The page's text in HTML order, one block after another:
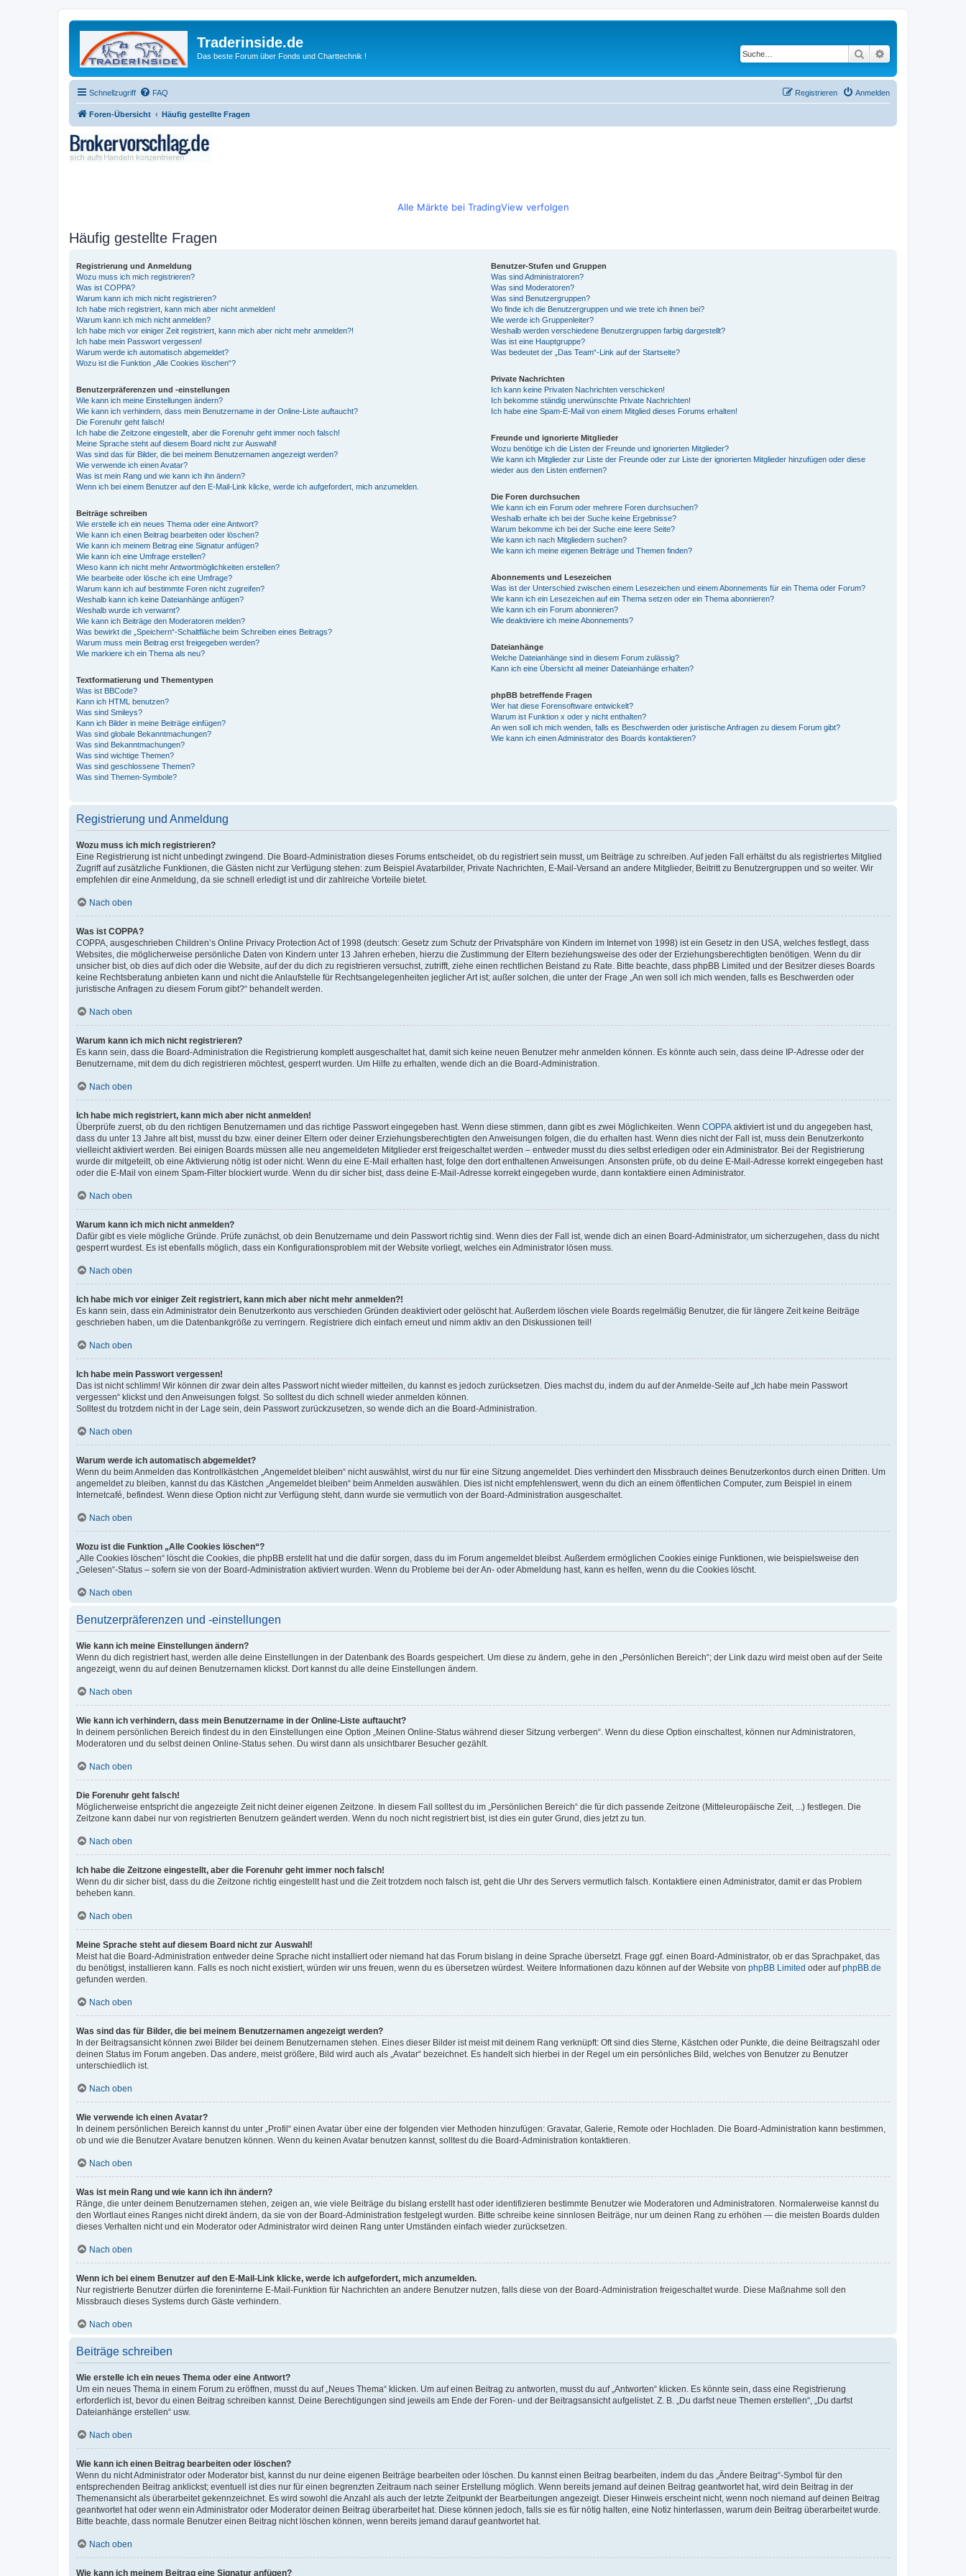
Traderinside.de
Das beste Forum über Fonds und Charttechnik ! Suche
Schnellzugriff FAQ Anmelden
Registrieren
Foren-Übersicht Häufig gestellte Fragen
Alle Märkte bei TradingView verfolgen
Häufig gestellte Fragen
Registrierung und Anmeldung
Wozu muss ich mich registrieren?
Was ist COPPA?
Warum kann ich mich nicht registrieren?
Ich habe mich registriert, kann mich aber nicht anmelden!
Warum kann ich mich nicht anmelden?
Ich habe mich vor einiger Zeit registriert, kann mich aber nicht mehr anmelden?!
Ich habe mein Passwort vergessen!
Warum werde ich automatisch abgemeldet?
Wozu ist die Funktion „Alle Cookies löschen“?
Benutzerpräferenzen und -einstellungen
Wie kann ich meine Einstellungen ändern?
Wie kann ich verhindern, dass mein Benutzername in der Online-Liste auftaucht?
Die Forenuhr geht falsch!
Ich habe die Zeitzone eingestellt, aber die Forenuhr geht immer noch falsch!
Meine Sprache steht auf diesem Board nicht zur Auswahl!
Was sind das für Bilder, die bei meinem Benutzernamen angezeigt werden?
Wie verwende ich einen Avatar?
Was ist mein Rang und wie kann ich ihn ändern?
Wenn ich bei einem Benutzer auf den E-Mail-Link klicke, werde ich aufgefordert, mich anzumelden.
Beiträge schreiben
Wie erstelle ich ein neues Thema oder eine Antwort?
Wie kann ich einen Beitrag bearbeiten oder löschen?
Wie kann ich meinem Beitrag eine Signatur anfügen?
Wie kann ich eine Umfrage erstellen?
Wieso kann ich nicht mehr Antwortmöglichkeiten erstellen?
Wie bearbeite oder lösche ich eine Umfrage?
Warum kann ich auf bestimmte Foren nicht zugreifen?
Weshalb kann ich keine Dateianhänge anfügen?
Weshalb wurde ich verwarnt?
Wie kann ich Beiträge den Moderatoren melden?
Was bewirkt die „Speichern“-Schaltfläche beim Schreiben eines Beitrags?
Warum muss mein Beitrag erst freigegeben werden?
Wie markiere ich ein Thema als neu?
Textformatierung und Thementypen
Was ist BBCode?
Kann ich HTML benutzen?
Was sind Smileys?
Kann ich Bilder in meine Beiträge einfügen?
Was sind globale Bekanntmachungen?
Was sind Bekanntmachungen?
Was sind wichtige Themen?
Was sind geschlossene Themen?
Was sind Themen-Symbole?
Benutzer-Stufen und Gruppen
Was sind Administratoren?
Was sind Moderatoren?
Was sind Benutzergruppen?
Wo finde ich die Benutzergruppen und wie trete ich ihnen bei?
Wie werde ich Gruppenleiter?
Weshalb werden verschiedene Benutzergruppen farbig dargestellt?
Was ist eine Hauptgruppe?
Was bedeutet der „Das Team“-Link auf der Startseite?
Private Nachrichten
Ich kann keine Privaten Nachrichten verschicken!
Ich bekomme ständig unerwünschte Private Nachrichten!
Ich habe eine Spam-E-Mail von einem Mitglied dieses Forums erhalten!
Freunde und ignorierte Mitglieder
Wozu benötige ich die Listen der Freunde und ignorierten Mitglieder?
Wie kann ich Mitglieder zur Liste der Freunde oder zur Liste der ignorierten Mitglieder hinzufügen oder diese
wieder aus den Listen entfernen?
Die Foren durchsuchen
Wie kann ich ein Forum oder mehrere Foren durchsuchen?
Weshalb erhalte ich bei der Suche keine Ergebnisse?
Warum bekomme ich bei der Suche eine leere Seite?
Wie kann ich nach Mitgliedern suchen?
Wie kann ich meine eigenen Beiträge und Themen finden?
Abonnements und Lesezeichen
Was ist der Unterschied zwischen einem Lesezeichen und einem Abonnements für ein Thema oder Forum?
Wie kann ich ein Lesezeichen auf ein Thema setzen oder ein Thema abonnieren?
Wie kann ich ein Forum abonnieren?
Wie deaktiviere ich meine Abonnements?
Dateianhänge
Welche Dateianhänge sind in diesem Forum zulässig?
Kann ich eine Übersicht all meiner Dateianhänge erhalten?
phpBB betreffende Fragen
Wer hat diese Forensoftware entwickelt?
Warum ist Funktion x oder y nicht enthalten?
An wen soll ich mich wenden, falls es Beschwerden oder juristische Anfragen zu diesem Forum gibt?
Wie kann ich einen Administrator des Boards kontaktieren?
Registrierung und Anmeldung
Wozu muss ich mich registrieren?
Eine Registrierung ist nicht unbedingt zwingend. Die Board-Administration dieses Forums entscheidet, ob du registriert sein musst, um Beiträge zu schreiben. Auf jeden Fall erhältst du als registriertes Mitglied
Zugriff auf zusätzliche Funktionen, die Gästen nicht zur Verfügung stehen: zum Beispiel Avatarbilder, Private Nachrichten, E-Mail-Versand an andere Mitglieder, Beitritt zu Benutzergruppen und so weiter. Wir
empfehlen dir eine Anmeldung, da sie schnell erledigt ist und dir zahlreiche Vorteile bietet.
Nach oben
Was ist COPPA?
COPPA, ausgeschrieben Children’s Online Privacy Protection Act of 1998 (deutsch: Gesetz zum Schutz der Privatsphäre von Kindern im Internet von 1998) ist ein Gesetz in den USA, welches festlegt, dass
Websites, die möglicherweise persönliche Daten von Kindern unter 13 Jahren erheben, hierzu die Zustimmung der Eltern beziehungsweise des oder der Erziehungsberechtigten benötigen. Wenn du dir
unsicher bist, ob dies auf dich oder die Website, auf der du dich zu registrieren versuchst, zutrifft, ziehe einen rechtlichen Beistand zu Rate. Bitte beachte, dass phpBB Limited und der Besitzer dieses Boards
keine Rechtsberatung anbieten kann und nicht die Anlaufstelle für Rechtsangelegenheiten jeglicher Art ist; außer solchen, die unter der Frage „An wen soll ich mich wenden, falls es Beschwerden oder
juristische Anfragen zu diesem Forum gibt?“ behandelt werden.
Nach oben
Warum kann ich mich nicht registrieren?
Es kann sein, dass die Board-Administration die Registrierung komplett ausgeschaltet hat, damit sich keine neuen Benutzer mehr anmelden können. Es könnte auch sein, dass deine IP-Adresse oder der
Benutzername, mit dem du dich registrieren möchtest, gesperrt wurden. Um Hilfe zu erhalten, wende dich an die Board-Administration.
Nach oben
Ich habe mich registriert, kann mich aber nicht anmelden!
Überprüfe zuerst, ob du den richtigen Benutzernamen und das richtige Passwort eingegeben hast. Wenn diese stimmen, dann gibt es zwei Möglichkeiten. Wenn COPPA aktiviert ist und du angegeben hast,
dass du unter 13 Jahre alt bist, musst du bzw. einer deiner Eltern oder deiner Erziehungsberechtigten den Anweisungen folgen, die du erhalten hast. Wenn dies nicht der Fall ist, muss dein Benutzerkonto
vielleicht aktiviert werden. Bei einigen Boards müssen alle neu angemeldeten Mitglieder erst freigeschaltet werden – entweder musst du dies selbst erledigen oder ein Administrator. Bei der Registrierung
wurde dir mitgeteilt, ob eine Aktivierung nötig ist oder nicht. Wenn du eine E-Mail erhalten hast, folge den dort enthaltenen Anweisungen. Ansonsten prüfe, ob du deine E-Mail-Adresse korrekt eingegeben hast
oder die E-Mail von einem Spam-Filter blockiert wurde. Wenn du dir sicher bist, dass deine E-Mail-Adresse korrekt eingegeben wurde, dann kontaktiere einen Administrator.
Nach oben
Warum kann ich mich nicht anmelden?
Dafür gibt es viele mögliche Gründe. Prüfe zunächst, ob dein Benutzername und dein Passwort richtig sind. Wenn dies der Fall ist, wende dich an einen Board-Administrator, um sicherzugehen, dass du nicht
gesperrt wurdest. Es ist ebenfalls möglich, dass ein Konfigurationsproblem mit der Website vorliegt, welches ein Administrator lösen muss.
Nach oben
Ich habe mich vor einiger Zeit registriert, kann mich aber nicht mehr anmelden?!
Es kann sein, dass ein Administrator dein Benutzerkonto aus verschieden Gründen deaktiviert oder gelöscht hat. Außerdem löschen viele Boards regelmäßig Benutzer, die für längere Zeit keine Beiträge
geschrieben haben, um die Datenbankgröße zu verringern. Registriere dich einfach erneut und nimm aktiv an den Diskussionen teil!
Nach oben
Ich habe mein Passwort vergessen!
Das ist nicht schlimm! Wir können dir zwar dein altes Passwort nicht wieder mitteilen, du kannst es jedoch zurücksetzen. Dies machst du, indem du auf der Anmelde-Seite auf „Ich habe mein Passwort
vergessen“ klickst und den Anweisungen folgst. So solltest du dich schnell wieder anmelden können.
Solltest du trotzdem nicht in der Lage sein, dein Passwort zurückzusetzen, so wende dich an die Board-Administration.
Nach oben
Warum werde ich automatisch abgemeldet?
Wenn du beim Anmelden das Kontrollkästchen „Angemeldet bleiben“ nicht auswählst, wirst du nur für eine Sitzung angemeldet. Dies verhindert den Missbrauch deines Benutzerkontos durch einen Dritten. Um
angemeldet zu bleiben, kannst du das Kästchen „Angemeldet bleiben“ beim Anmelden auswählen. Dies ist nicht empfehlenswert, wenn du dich an einem öffentlichen Computer, zum Beispiel in einem
Internetcafé, befindest. Wenn diese Option nicht zur Verfügung steht, dann wurde sie vermutlich von der Board-Administration ausgeschaltet.
Nach oben
Wozu ist die Funktion „Alle Cookies löschen“?
„Alle Cookies löschen“ löscht die Cookies, die phpBB erstellt hat und die dafür sorgen, dass du im Forum angemeldet bleibst. Außerdem ermöglichen Cookies einige Funktionen, wie beispielsweise den
„Gelesen“-Status – sofern sie von der Board-Administration aktiviert wurden. Wenn du Probleme bei der An- oder Abmeldung hast, kann es helfen, wenn du die Cookies löscht.
Nach oben
Benutzerpräferenzen und -einstellungen
Wie kann ich meine Einstellungen ändern?
Wenn du dich registriert hast, werden alle deine Einstellungen in der Datenbank des Boards gespeichert. Um diese zu ändern, gehe in den „Persönlichen Bereich“; der Link dazu wird meist oben auf der Seite
angezeigt, wenn du auf deinen Benutzernamen klickst. Dort kannst du alle deine Einstellungen ändern.
Nach oben
Wie kann ich verhindern, dass mein Benutzername in der Online-Liste auftaucht?
In deinem persönlichen Bereich findest du in den Einstellungen eine Option „Meinen Online-Status während dieser Sitzung verbergen“. Wenn du diese Option einschaltest, können nur Administratoren,
Moderatoren und du selbst deinen Online-Status sehen. Du wirst dann als unsichtbarer Besucher gezählt.
Nach oben
Die Forenuhr geht falsch!
Möglicherweise entspricht die angezeigte Zeit nicht deiner eigenen Zeitzone. In diesem Fall solltest du im „Persönlichen Bereich“ die für dich passende Zeitzone (Mitteleuropäische Zeit, ...) festlegen. Die
Zeitzone kann dabei nur von registrierten Benutzern geändert werden. Wenn du noch nicht registriert bist, ist dies ein guter Grund, dies jetzt zu tun.
Nach oben
Ich habe die Zeitzone eingestellt, aber die Forenuhr geht immer noch falsch!
Wenn du dir sicher bist, dass du die Zeitzone richtig eingestellt hast und die Zeit trotzdem noch falsch ist, geht die Uhr des Servers vermutlich falsch. Kontaktiere einen Administrator, damit er das Problem
beheben kann.
Nach oben
Meine Sprache steht auf diesem Board nicht zur Auswahl!
Meist hat die Board-Administration entweder deine Sprache nicht installiert oder niemand hat das Forum bislang in deine Sprache übersetzt. Frage ggf. einen Board-Administrator, ob er das Sprachpaket, das
du benötigst, installieren kann. Falls es noch nicht existiert, würden wir uns freuen, wenn du es übersetzen würdest. Weitere Informationen dazu können auf der Website von phpBB Limited oder aufphpBB.de
gefunden werden.
Nach oben
Was sind das für Bilder, die bei meinem Benutzernamen angezeigt werden?
In der Beitragsansicht können zwei Bilder bei deinem Benutzernamen stehen. Eines dieser Bilder ist meist mit deinem Rang verknüpft: Oft sind dies Sterne, Kästchen oder Punkte, die deine Beitragszahl oder
deinen Status im Forum angeben. Das andere, meist größere, Bild wird auch als „Avatar“ bezeichnet. Es handelt sich hierbei in der Regel um ein persönliches Bild, welches von Benutzer zu Benutzer
unterschiedlich ist.
Nach oben
Wie verwende ich einen Avatar?
In deinem persönlichen Bereich kannst du unter „Profil“ einen Avatar über eine der folgenden vier Methoden hinzufügen: Gravatar, Galerie, Remote oder Hochladen. Die Board-Administration kann bestimmen,
ob und wie die Benutzer Avatare benutzen können. Wenn du keinen Avatar benutzen kannst, solltest du die Board-Administration kontaktieren.
Nach oben
Was ist mein Rang und wie kann ich ihn ändern?
Ränge, die unter deinem Benutzernamen stehen, zeigen an, wie viele Beiträge du bislang erstellt hast oder identifizieren bestimmte Benutzer wie Moderatoren und Administratoren. Normalerweise kannst du
den Wortlaut eines Ranges nicht direkt ändern, da sie von der Board-Administration festgelegt wurden. Bitte schreibe keine sinnlosen Beiträge, nur um deinen Rang zu erhöhen — die meisten Boards dulden
dieses Verhalten nicht und ein Moderator oder Administrator wird deinen Rang unter Umständen einfach wieder zurücksetzen.
Nach oben
Wenn ich bei einem Benutzer auf den E-Mail-Link klicke, werde ich aufgefordert, mich anzumelden.
Nur registrierte Benutzer dürfen die foreninterne E-Mail-Funktion für Nachrichten an andere Benutzer nutzen, falls diese von der Board-Administration freigeschaltet wurde. Diese Maßnahme soll den
Missbrauch dieses Systems durch Gäste verhindern.
Nach oben
Beiträge schreiben
Wie erstelle ich ein neues Thema oder eine Antwort?
Um ein neues Thema in einem Forum zu eröffnen, musst du auf „Neues Thema“ klicken. Um auf einen Beitrag zu antworten, musst du auf „Antworten“ klicken. Es könnte sein, dass eine Registrierung
erforderlich ist, bevor du einen Beitrag schreiben kannst. Deine Berechtigungen sind jeweils am Ende der Foren- und der Beitragsansicht aufgelistet. Z. B. „Du darfst neue Themen erstellen“, „Du darfst
Dateianhänge erstellen“ usw.
Nach oben
Wie kann ich einen Beitrag bearbeiten oder löschen?
Wenn du nicht Administrator oder Moderator bist, kannst du nur deine eigenen Beiträge bearbeiten oder löschen. Du kannst einen Beitrag bearbeiten, indem du das „Ändere Beitrag“-Symbol für den
entsprechenden Beitrag anklickst; eventuell ist dies nur für einen begrenzten Zeitraum nach seiner Erstellung möglich. Wenn bereits jemand auf deinen Beitrag geantwortet hat, wird dein Beitrag in der
Themenansicht als überarbeitet gekennzeichnet. Es wird sowohl die Anzahl als auch der letzte Zeitpunkt der Bearbeitungen angezeigt. Dieser Hinweis erscheint nicht, wenn noch niemand auf deinen Beitrag
geantwortet hat oder wenn ein Administrator oder Moderator deinen Beitrag überarbeitet hat. Diese können jedoch, falls sie es für nötig halten, eine Notiz hinterlassen, warum dein Beitrag überarbeitet wurde.
Bitte beachte, dass normale Benutzer einen Beitrag nicht löschen können, wenn bereits jemand darauf geantwortet hat.
Nach oben
Wie kann ich meinem Beitrag eine Signatur anfügen?